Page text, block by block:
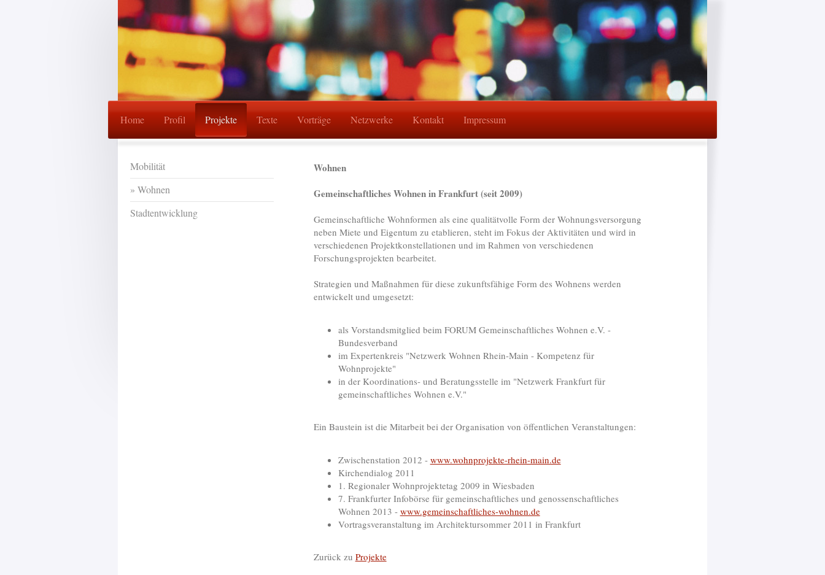
Home Profil Projekte Texte Vorträge Netzwerke Kontakt Impressum
Wohnen
Gemeinschaftliches Wohnen in Frankfurt (seit 2009)
Gemeinschaftliche Wohnformen als eine qualitätvolle Form der Wohnungsversorgung
neben Miete und Eigentum zu etablieren, steht im Fokus der Aktivitäten und wird in
verschiedenen Projektkonstellationen und im Rahmen von verschiedenen
Forschungsprojekten bearbeitet.
Strategien und Maßnahmen für diese zukunftsfähige Form des Wohnens werden
entwickelt und umgesetzt:
als Vorstandsmitglied beim FORUM Gemeinschaftliches Wohnen e.V. -
Bundesverband
im Expertenkreis "Netzwerk Wohnen Rhein-Main - Kompetenz für
Wohnprojekte"
in der Koordinations- und Beratungsstelle im "Netzwerk Frankfurt für
gemeinschaftliches Wohnen e.V."
Ein Baustein ist die Mitarbeit bei der Organisation von öffentlichen Veranstaltungen:
Zwischenstation 2012 - www.wohnprojekte-rhein-main.de
Kirchendialog 2011
1. Regionaler Wohnprojektetag 2009 in Wiesbaden
7. Frankfurter Infobörse für gemeinschaftliches und genossenschaftliches
Wohnen 2013 - www.gemeinschaftliches-wohnen.de
Vortragsveranstaltung im Architektursommer 2011 in Frankfurt
Zurück zu Projekte
Mobilität
Wohnen
Stadtentwicklung